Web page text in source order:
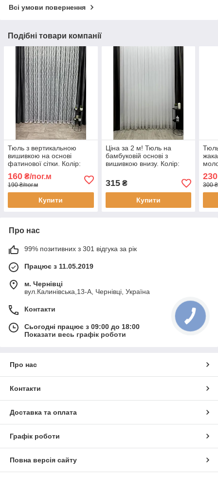
Всі умови повернення
Подібні товари компанії
Тюль з вертикальною
вишивкою на основі
фатинової сітки. Колір:
Білий
160 ₴/пог.м
190 ₴/пог.м
Купити
Ціна за 2 м! Тюль на
бамбуковій основі з
вишивкою внизу. Колір:
315₴
Купити
230
300
Про нас
99% позитивних з 301 відгука за рік
Працює з 11.05.2019
м. Чернівці
вул.Калинівська,13-А, Чернівці, Україна
Контакти
Сьогодні працює з 09:00 до 18:00
Показати весь графік роботи
Про нас
Контакти
Доставка та оплата
Графік роботи
Повна версія сайту